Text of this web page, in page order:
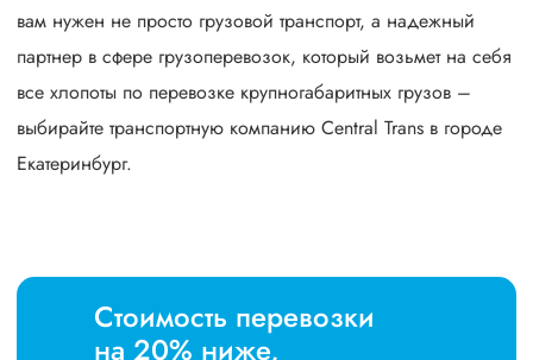
вам нужен не просто грузовой транспорт, а надежный
партнер в сфере грузоперевозок, который возьмет на себя
все хлопоты по перевозке крупногабаритных грузов –
выбирайте транспортную компанию Central Trans в городе
Екатеринбург.
Стоимость перевозки
на 20% ниже,